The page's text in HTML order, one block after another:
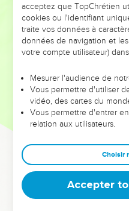
DE
ET SI LEURS ERREURS
leur foi ou leur vision. Mais
et les saisons difficiles qu'ils
sont elles qui
Dans cette conférence,
clés pour avancer avec plus
deviennent vos tremplins.
équipe, un groupe ou une
acceptez que TopChrétien
cookies ou l'identifiant
traite vos données à
données de navigation et
votre compte utilisateur)
Mesurer l'audience de
Vous permettre d'utiliser
vidéo, des cartes du
Vous permettre d'entrer
relation aux utilisateurs.
Choisir
Accepter